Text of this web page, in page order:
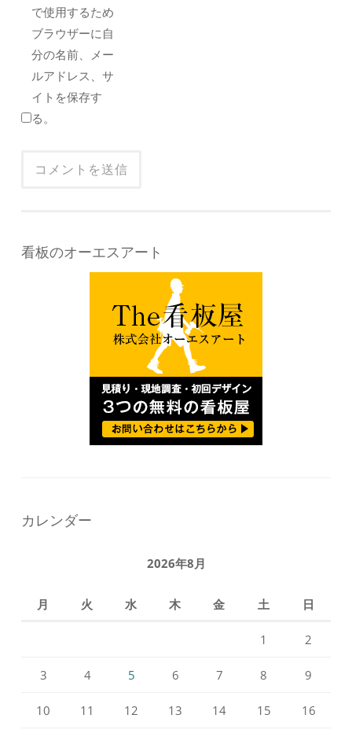
で使用するため
ブラウザーに自
分の名前、メー
ルアドレス、サ
イトを保存す
る。
看板のオーエスアート
カレンダー
2026年8月
月 火 水 木 金 土 日
1 2
3 4 5 6 7 8 9
10 11 12 13 14 15 16